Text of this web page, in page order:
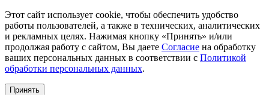
Этот сайт использует cookie, чтобы обеспечить удобство
работы пользователей, а также в технических, аналитических
и рекламных целях. Нажимая кнопку «Принять» и/или
продолжая работу с сайтом, Вы даете Согласие на обработку
ваших персональных данных в соответствии с Политикой
обработки персональных данных.
Принять